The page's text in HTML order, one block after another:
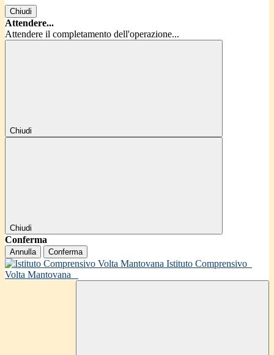
Chiudi
Attendere...
Attendere il completamento dell'operazione...
Chiudi
Chiudi
Conferma
Annulla Conferma
Istituto Comprensivo
Volta Mantovana